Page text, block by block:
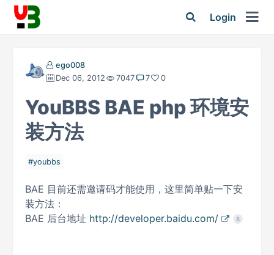
Login
ego008
Dec 06, 2012
7047 7 0
YouBBS BAE php 环境安
装方法
youbbs
BAE 目前还需邀请码才能使用，这里简单贴一下安
装方法：
BAE 后台地址 http://developer.baidu.com/ 8